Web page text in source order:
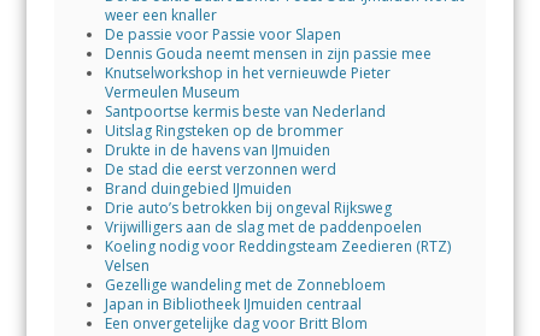
weer een knaller
De passie voor Passie voor Slapen
Dennis Gouda neemt mensen in zijn passie mee
Knutselworkshop in het vernieuwde Pieter
Vermeulen Museum
Santpoortse kermis beste van Nederland
Uitslag Ringsteken op de brommer
Drukte in de havens van IJmuiden
De stad die eerst verzonnen werd
Brand duingebied IJmuiden
Drie auto’s betrokken bij ongeval Rijksweg
Vrijwilligers aan de slag met de paddenpoelen
Koeling nodig voor Reddingsteam Zeedieren (RTZ)
Velsen
Gezellige wandeling met de Zonnebloem
Japan in Bibliotheek IJmuiden centraal
Een onvergetelijke dag voor Britt Blom